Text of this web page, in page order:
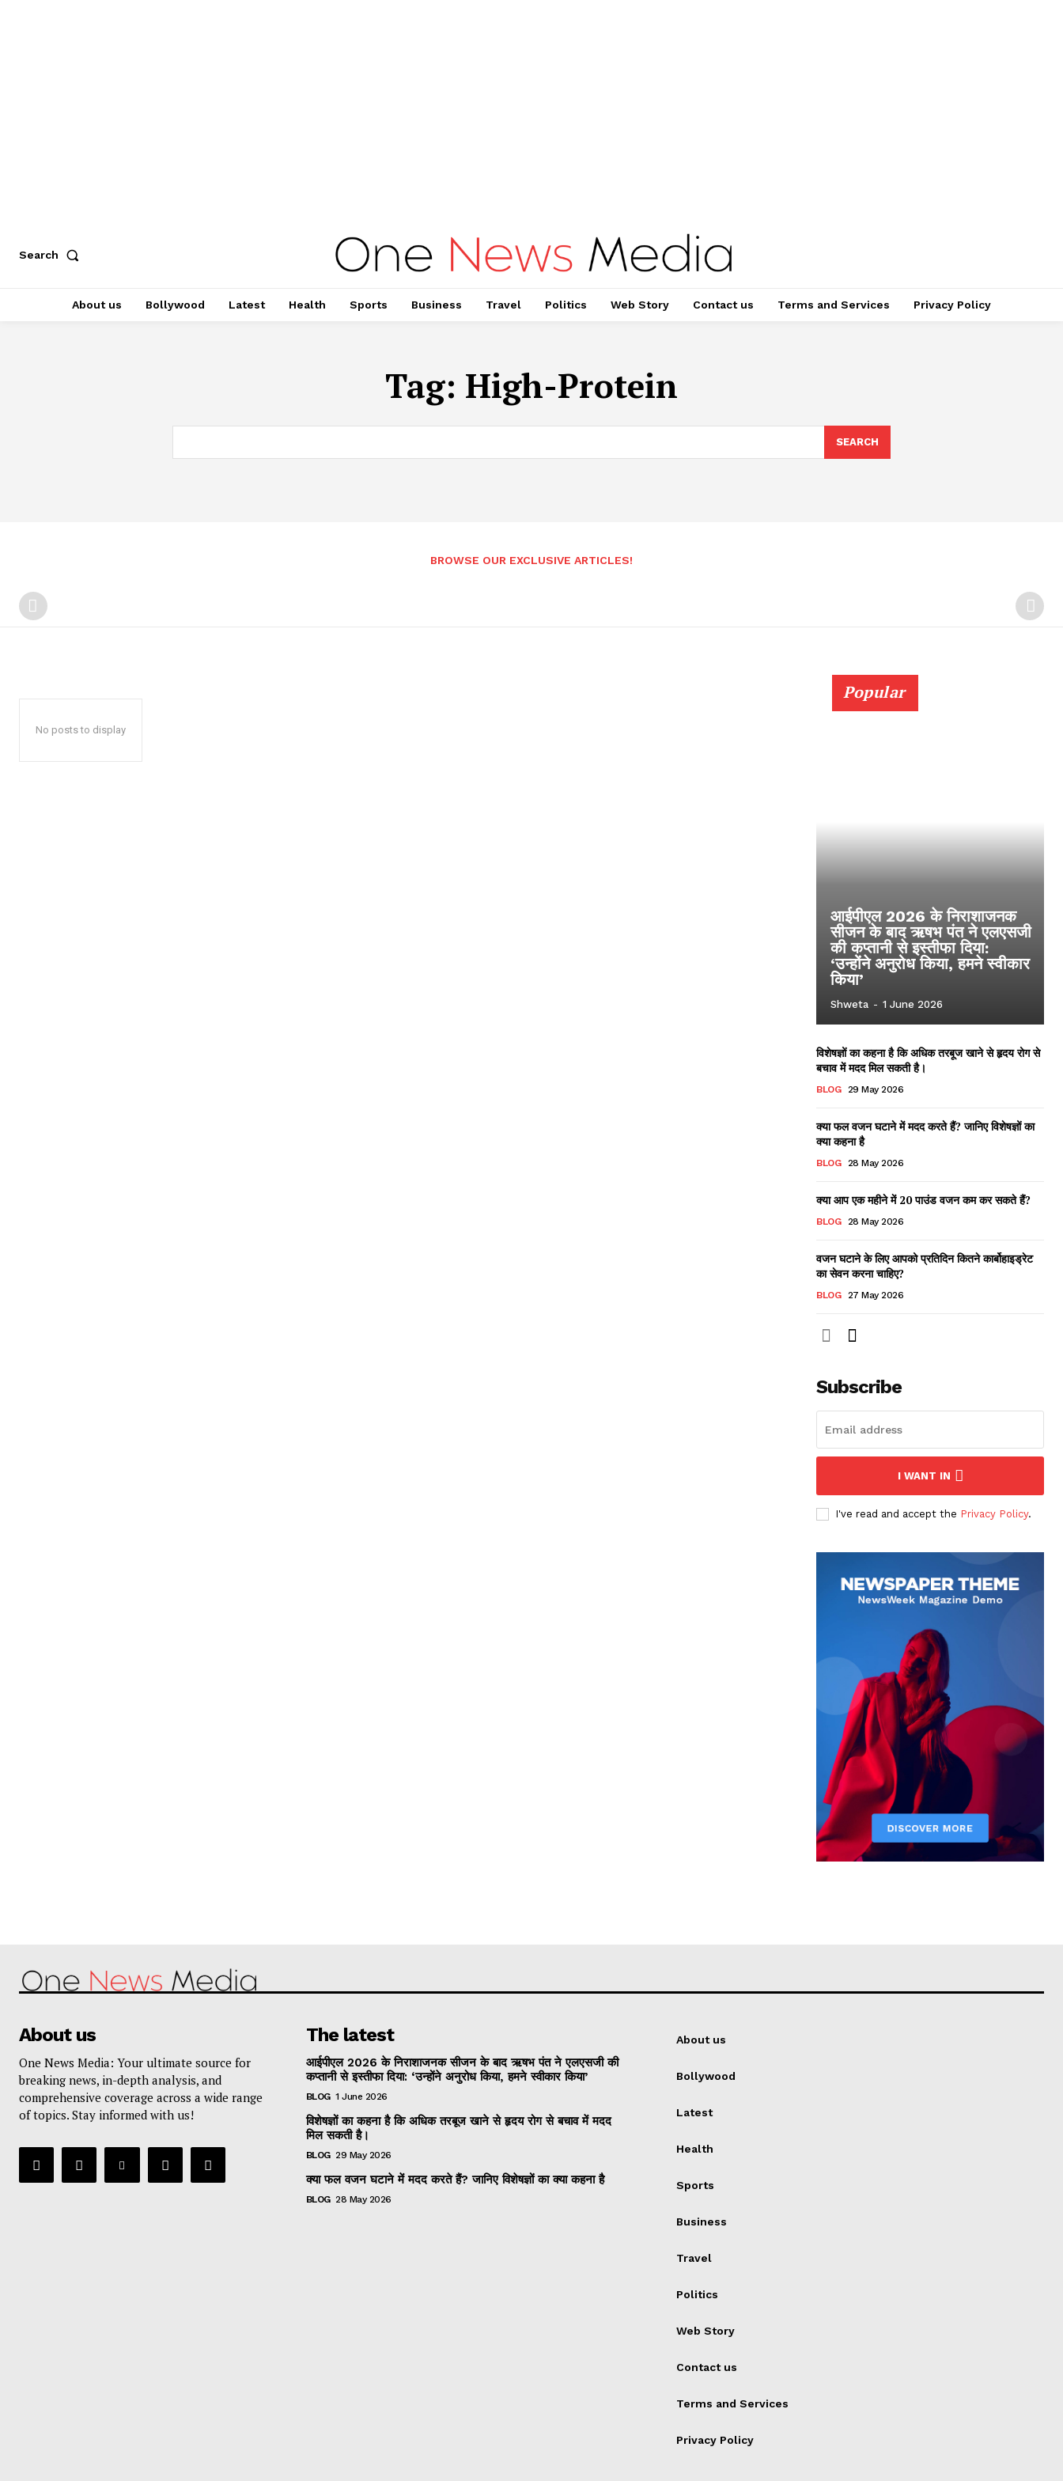
Search
About us Bollywood Latest Health Sports Business Travel Politics Web Story Contact us Terms and Services Privacy Policy
Tag: High-Protein
SEARCH
BROWSE OUR EXCLUSIVE ARTICLES!
No posts to display
Popular
आईपीएल 2026 के निराशाजनक
सीजन के बाद ऋषभ पंत ने एलएसजी
की कप्तानी से इस्तीफा दिया:
‘उन्होंने अनुरोध किया, हमने स्वीकार
किया’
Shweta - 1 June 2026
विशेषज्ञों का कहना है कि अधिक तरबूज खाने से हृदय रोग से
बचाव में मदद मिल सकती है।
BLOG 29 May 2026
क्या फल वजन घटाने में मदद करते हैं? जानिए विशेषज्ञों का
क्या कहना है
BLOG 28 May 2026
क्या आप एक महीने में 20 पाउंड वजन कम कर सकते हैं?
BLOG 28 May 2026
वजन घटाने के लिए आपको प्रतिदिन कितने कार्बोहाइड्रेट
का सेवन करना चाहिए?
BLOG 27 May 2026
Subscribe
I WANT IN
I've read and accept the Privacy Policy.
About us
One News Media: Your ultimate source for
breaking news, in-depth analysis, and
comprehensive coverage across a wide range
of topics. Stay informed with us!
The latest
आईपीएल 2026 के निराशाजनक सीजन के बाद ऋषभ पंत ने एलएसजी की
कप्तानी से इस्तीफा दिया: ‘उन्होंने अनुरोध किया, हमने स्वीकार किया’
BLOG 1 June 2026
विशेषज्ञों का कहना है कि अधिक तरबूज खाने से हृदय रोग से बचाव में मदद
मिल सकती है।
BLOG 29 May 2026
क्या फल वजन घटाने में मदद करते हैं? जानिए विशेषज्ञों का क्या कहना है
BLOG 28 May 2026
About us
Bollywood
Latest
Health
Sports
Business
Travel
Politics
Web Story
Contact us
Terms and Services
Privacy Policy